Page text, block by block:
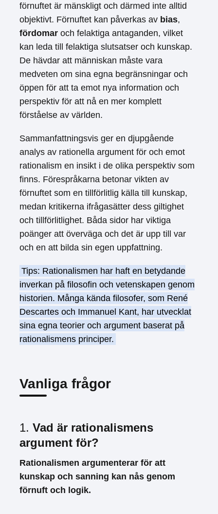
förnuftet är mänskligt och därmed inte alltid
objektivt. Förnuftet kan påverkas av bias,
fördomar och felaktiga antaganden, vilket
kan leda till felaktiga slutsatser och kunskap.
De hävdar att människan måste vara
medveten om sina egna begränsningar och
öppen för att ta emot nya information och
perspektiv för att nå en mer komplett
förståelse av världen.
Sammanfattningsvis ger en djupgående
analys av rationella argument för och emot
rationalism en insikt i de olika perspektiv som
finns. Förespråkarna betonar vikten av
förnuftet som en tillförlitlig källa till kunskap,
medan kritikerna ifrågasätter dess giltighet
och tillförlitlighet. Båda sidor har viktiga
poänger att överväga och det är upp till var
och en att bilda sin egen uppfattning.
Tips: Rationalismen har haft en betydande
inverkan på filosofin och vetenskapen genom
historien. Många kända filosofer, som René
Descartes och Immanuel Kant, har utvecklat
sina egna teorier och argument baserat på
rationalismens principer.
Vanliga frågor
1. Vad är rationalismens
argument för?
Rationalismen argumenterar för att
kunskap och sanning kan nås genom
förnuft och logik.